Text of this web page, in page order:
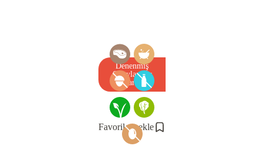
Favorilere ekle
Denenmiş
Onaylanmış
Tarif